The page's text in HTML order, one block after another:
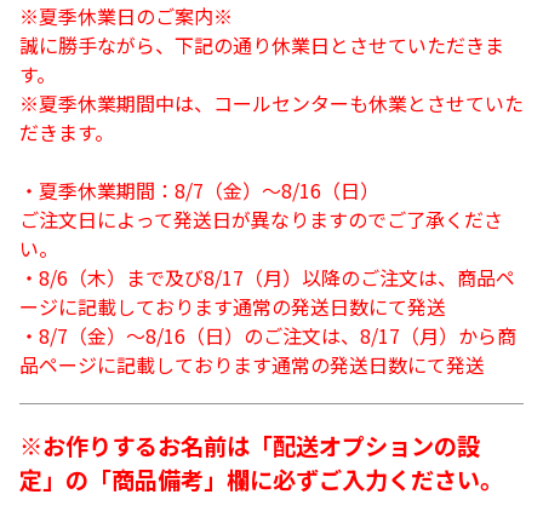
※夏季休業日のご案内※
誠に勝手ながら、下記の通り休業日とさせていただきま
す。
※夏季休業期間中は、コールセンターも休業とさせていた
だきます。
・夏季休業期間：8/7（金）～8/16（日）
ご注文日によって発送日が異なりますのでご了承くださ
い。
・8/6（木）まで及び8/17（月）以降のご注文は、商品ペ
ージに記載しております通常の発送日数にて発送
・8/7（金）～8/16（日）のご注文は、8/17（月）から商
品ページに記載しております通常の発送日数にて発送
※お作りするお名前は「配送オプションの設
定」の「商品備考」欄に必ずご入力ください。